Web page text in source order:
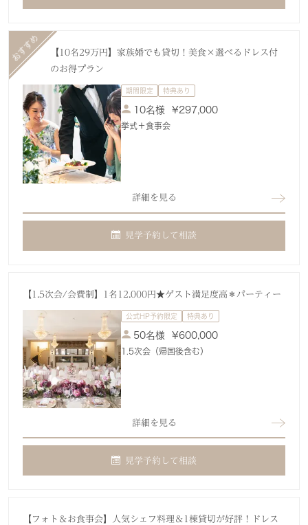
【10名29万円】家族婚でも貸切！美食×選べるドレス付
のお得プラン
期間限定 特典あり
10名様 ¥297,000
挙式＋食事会
詳細を見る
見学予約して相談
【1.5次会/会費制】1名12.000円★ゲスト満足度高＊パーティー
公式HP予約限定 特典あり
50名様 ¥600,000
1.5次会（帰国後含む）
詳細を見る
見学予約して相談
【フォト＆お食事会】人気シェフ料理＆1棟貸切が好評！ドレス